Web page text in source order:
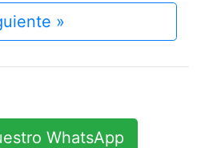
»
WhatsApp